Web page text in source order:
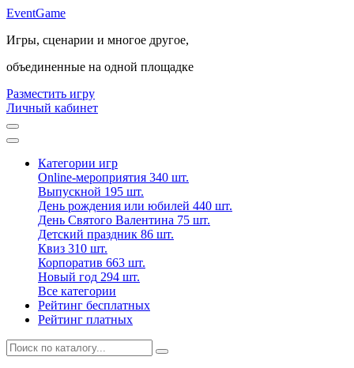
EventGame
Игры, сценарии и многое другое,
объединенные на одной площадке
Разместить игру
Личный кабинет
Категории игр
Online-мероприятия 340 шт.
Выпускной 195 шт.
День рождения или юбилей 440 шт.
День Святого Валентина 75 шт.
Детский праздник 86 шт.
Квиз 310 шт.
Корпоратив 663 шт.
Новый год 294 шт.
Все категории
Рейтинг бесплатных
Рейтинг платных